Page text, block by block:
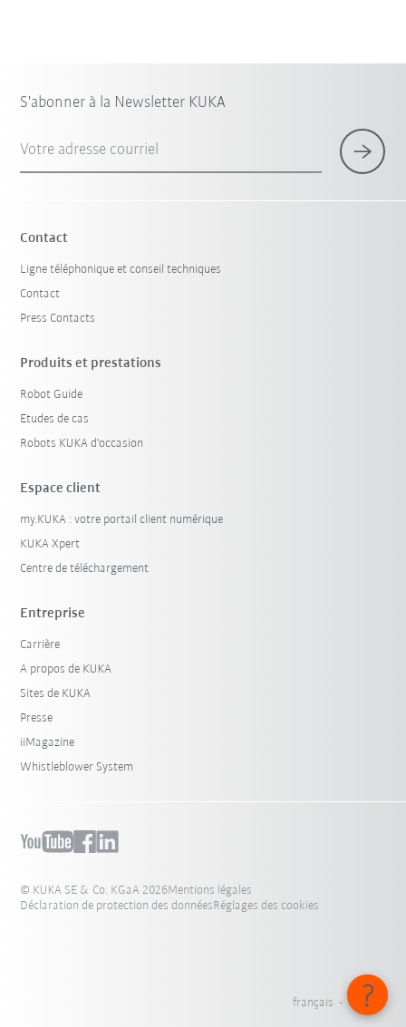
S'abonner à la Newsletter KUKA
Votre adresse courriel
Contact
Ligne téléphonique et conseil techniques
Contact
Press Contacts
Produits et prestations
Robot Guide
Etudes de cas
Robots KUKA d'occasion
Espace client
my.KUKA : votre portail client numérique
KUKA Xpert
Centre de téléchargement
Entreprise
Carrière
A propos de KUKA
Sites de KUKA
Presse
iiMagazine
Whistleblower System
© KUKA SE & Co. KGaA 2026Mentions légales
Déclaration de protection des donnéesRéglages des cookies
français - Canada